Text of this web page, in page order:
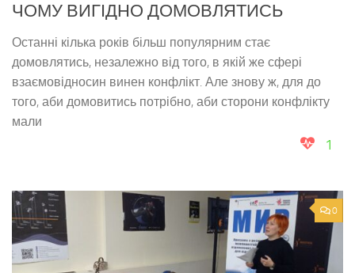
ЧОМУ ВИГІДНО ДОМОВЛЯТИСЬ
Останні кілька років більш популярним стає
домовлятись, незалежно від того, в якій же сфері
взаємовідносин винен конфлікт. Але знову ж, для до
того, аби домовитись потрібно, аби сторони конфлікту
мали
1
0